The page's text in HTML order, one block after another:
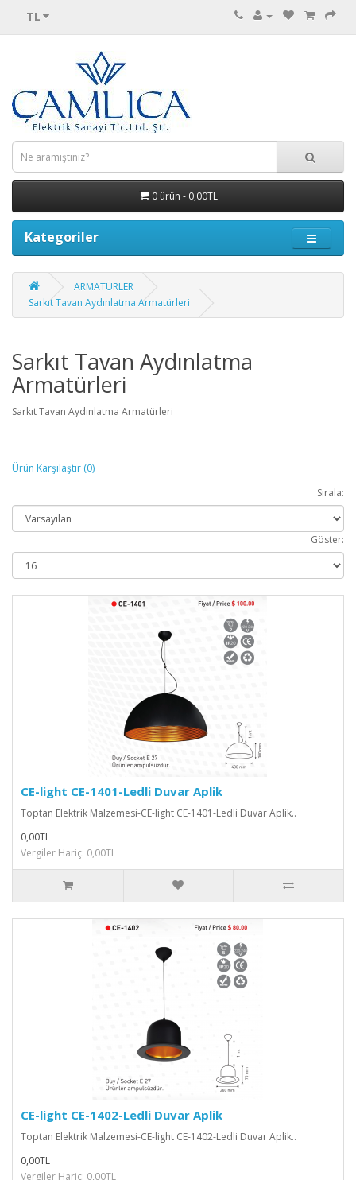
TL
0 ürün - 0,00TL
Kategoriler
ARMATÜRLER
Sarkıt Tavan Aydınlatma Armatürleri
Sarkıt Tavan Aydınlatma
Armatürleri
Sarkıt Tavan Aydınlatma Armatürleri
Ürün Karşılaştır (0)
Sırala:
Göster:
CE-light CE-1401-Ledli Duvar Aplik
Toptan Elektrik Malzemesi-CE-light CE-1401-Ledli Duvar Aplik..
0,00TL
Vergiler Hariç: 0,00TL
CE-light CE-1402-Ledli Duvar Aplik
Toptan Elektrik Malzemesi-CE-light CE-1402-Ledli Duvar Aplik..
0,00TL
Vergiler Hariç: 0,00TL